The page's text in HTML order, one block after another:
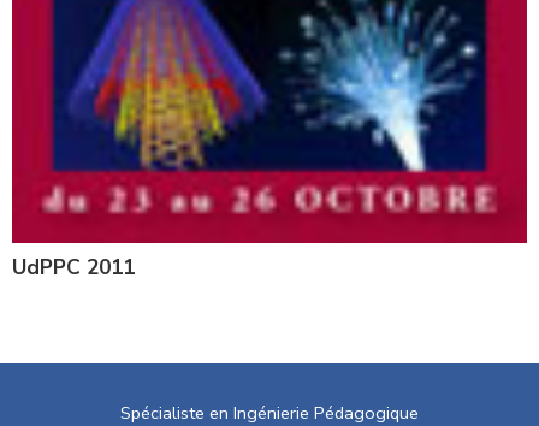
UdPPC 2011
Spécialiste en Ingénierie Pédagogique